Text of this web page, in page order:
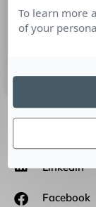
l’organisation
presse.
l’organisation
5 juillet 2016
Linkedin
Facebook
To learn more
of your